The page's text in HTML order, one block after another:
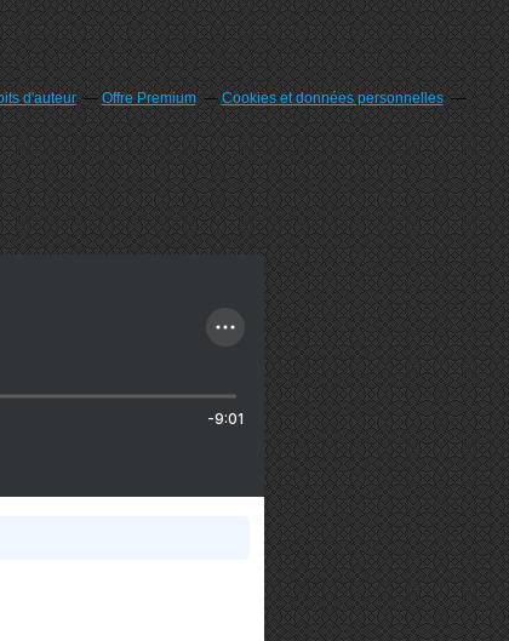
d'auteur Offre Premium
Cookies et données personnelles
-9:01